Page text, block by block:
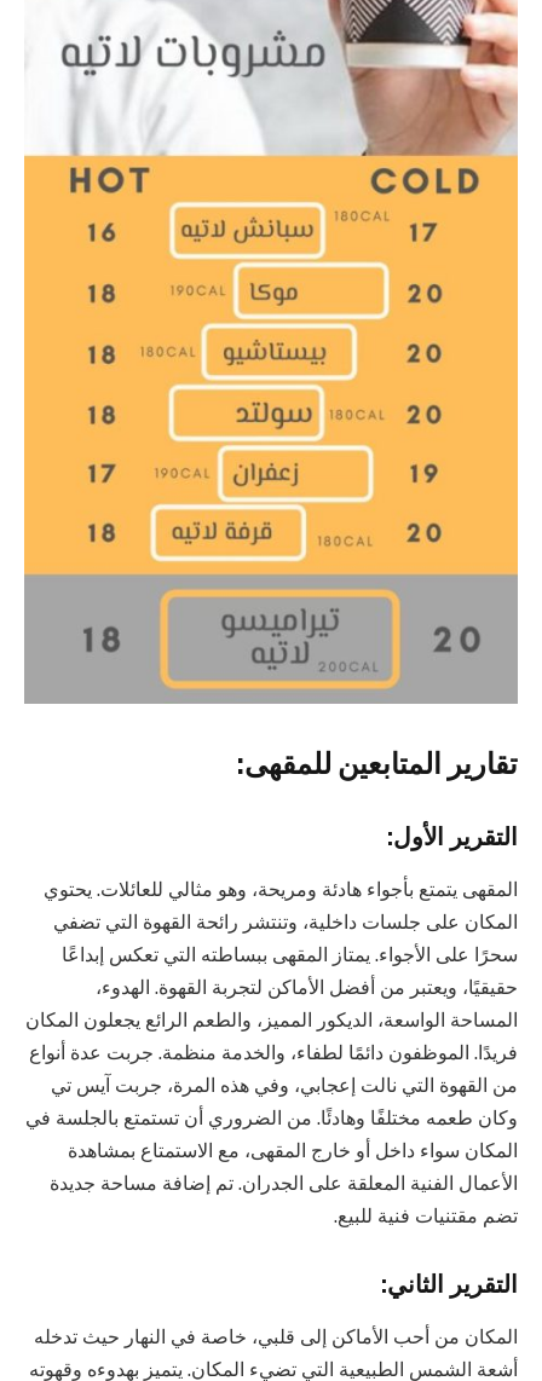
تقارير المتابعين للمقهى:
التقرير الأول:
المقهى يتمتع بأجواء هادئة ومريحة، وهو مثالي للعائلات. يحتوي
المكان على جلسات داخلية، وتنتشر رائحة القهوة التي تضفي
سحرًا على الأجواء. يمتاز المقهى ببساطته التي تعكس إبداعًا
حقيقيًا، ويعتبر من أفضل الأماكن لتجربة القهوة. الهدوء،
المساحة الواسعة، الديكور المميز، والطعم الرائع يجعلون المكان
فريدًا. الموظفون دائمًا لطفاء، والخدمة منظمة. جربت عدة أنواع
من القهوة التي نالت إعجابي، وفي هذه المرة، جربت آيس تي
وكان طعمه مختلفًا وهادئًا. من الضروري أن تستمتع بالجلسة في
المكان سواء داخل أو خارج المقهى، مع الاستمتاع بمشاهدة
الأعمال الفنية المعلقة على الجدران. تم إضافة مساحة جديدة
تضم مقتنيات فنية للبيع.
التقرير الثاني:
المكان من أحب الأماكن إلى قلبي، خاصة في النهار حيث تدخله
أشعة الشمس الطبيعية التي تضيء المكان. يتميز بهدوءه وقهوته